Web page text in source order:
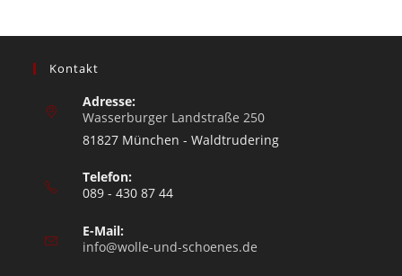
Kontakt
Adresse:
Wasserburger Landstraße 250
81827 München - Waldtrudering
Telefon:
089 - 430 87 44
E-Mail:
info@wolle-und-schoenes.de